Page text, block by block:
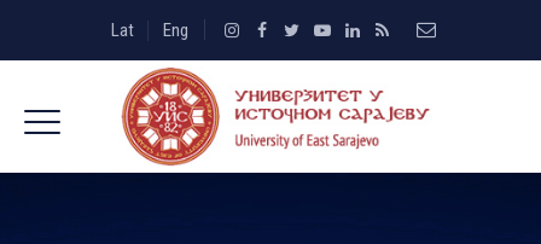
Lat Eng